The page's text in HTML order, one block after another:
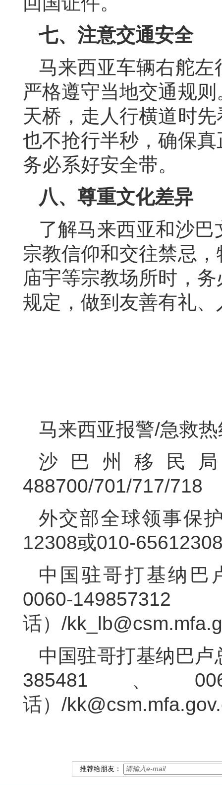
七、注意交通安全
马来西亚车辆右舵
严格遵守当地交通规
天桥，走人行横道时
也不抢行半秒，确保
务必系好安全带。
八、 尊重文化差异
了解马来西亚和沙
宗教信仰和交往禁忌
庙宇等宗教场所时，
规定，做到友善有礼
马来西亚报警/急救
沙巴州移民局
488700/701/717/718
外交部全球领事保
12308或010-
中国驻哥打基纳巴
0060-
话）/
中国驻哥打基纳巴
385481、
话）/
推荐给朋友：